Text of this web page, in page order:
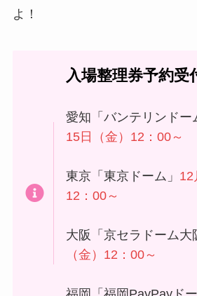
よ！
入場整理券予約受
愛知「バンテリンドー
15日（金）12：00～
東京「東京ドーム」 12
12：00～
大阪「京セラドーム大
（金）12：00～